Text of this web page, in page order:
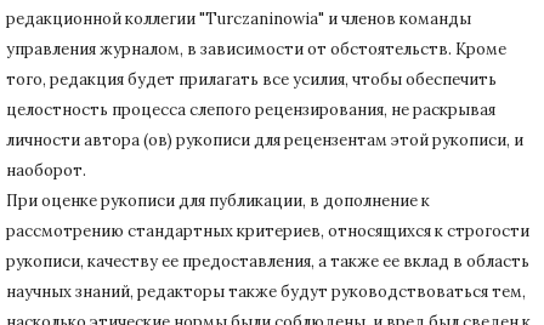
редакционной коллегии "Turczaninowia" и членов команды
управления журналом, в зависимости от обстоятельств. Кроме
того, редакция будет прилагать все усилия, чтобы обеспечить
целостность процесса слепого рецензирования, не раскрывая
личности автора (ов) рукописи для рецензентам этой рукописи, и
наоборот.
При оценке рукописи для публикации, в дополнение к
рассмотрению стандартных критериев, относящихся к строгости
рукописи, качеству ее предоставления, а также ее вклад в область
научных знаний, редакторы также будут руководствоваться тем,